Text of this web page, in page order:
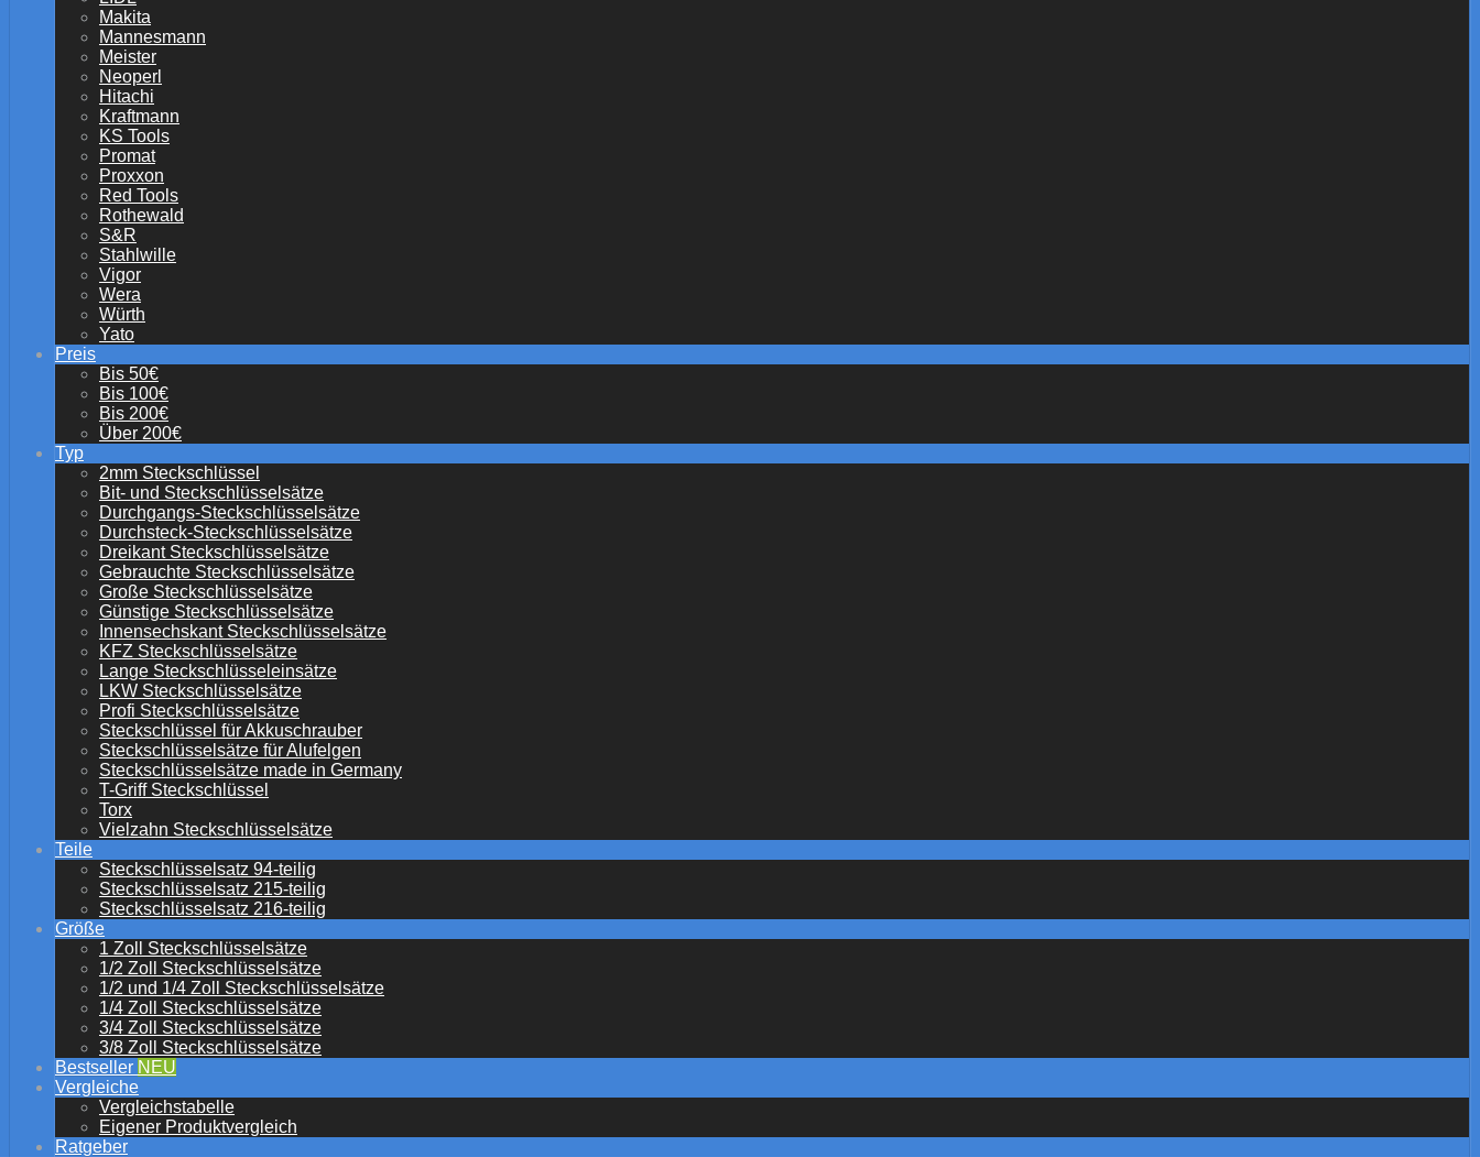
Makita
Mannesmann
Meister
Neoperl
Hitachi
Kraftmann
KS Tools
Promat
Proxxon
Red Tools
Rothewald
S&R
Stahlwille
Vigor
Wera
Würth
Yato
Preis
Bis 50€
Bis 100€
Bis 200€
Über 200€
Typ
2mm Steckschlüssel
Bit- und Steckschlüsselsätze
Durchgangs-Steckschlüsselsätze
Durchsteck-Steckschlüsselsätze
Dreikant Steckschlüsselsätze
Gebrauchte Steckschlüsselsätze
Große Steckschlüsselsätze
Günstige Steckschlüsselsätze
Innensechskant Steckschlüsselsätze
KFZ Steckschlüsselsätze
Lange Steckschlüsseleinsätze
LKW Steckschlüsselsätze
Profi Steckschlüsselsätze
Steckschlüssel für Akkuschrauber
Steckschlüsselsätze für Alufelgen
Steckschlüsselsätze made in Germany
T-Griff Steckschlüssel
Torx
Vielzahn Steckschlüsselsätze
Teile
Steckschlüsselsatz 94-teilig
Steckschlüsselsatz 215-teilig
Steckschlüsselsatz 216-teilig
Größe
1 Zoll Steckschlüsselsätze
1/2 Zoll Steckschlüsselsätze
1/2 und 1/4 Zoll Steckschlüsselsätze
1/4 Zoll Steckschlüsselsätze
3/4 Zoll Steckschlüsselsätze
3/8 Zoll Steckschlüsselsätze
Bestseller NEU
Vergleiche
Vergleichstabelle
Eigener Produktvergleich
Ratgeber